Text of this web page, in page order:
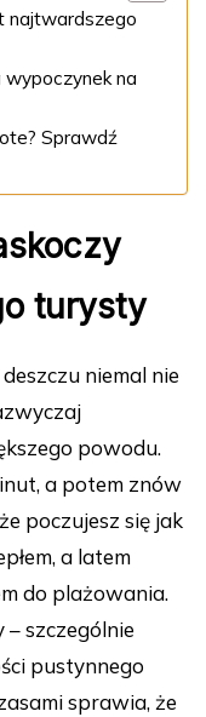
najtwardszego
wypoczynek na
Sprawdź
turysty
niemal nie
powodu.
a potem znów
poczujesz się jak
a latem
do plażowania.
szczególnie
pustynnego
sprawia, że